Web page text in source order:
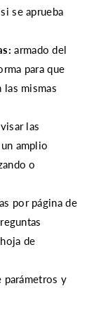
se aprueba
armado del
para que
mismas
las
amplio
o
por página de
de
parámetros y